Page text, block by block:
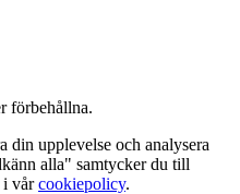
förbehållna.
din upplevelse och analysera
alla" samtycker du till
i vårcookiepolicy.